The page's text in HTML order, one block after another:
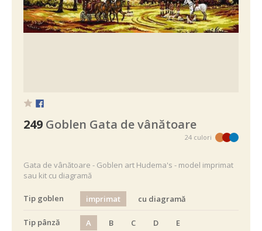
249 Goblen Gata de vânătoare
24 culori
Gata de vânătoare - Goblen art Hudema's - model imprimat
sau kit cu diagramă
Tip goblen imprimat cu diagramă
Tip pânză A B C D E